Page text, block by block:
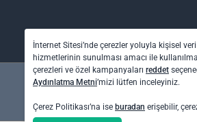
İnternet Sitesi’nde çerezler yoluyla kişisel
hizmetlerinin sunulması amacı ile
çerezleri ve özel kampanyaları reddet
Aydınlatma Metni’mizi lütfen inceleyiniz.
Çerez Politikası’na ise buradan erişebilir,